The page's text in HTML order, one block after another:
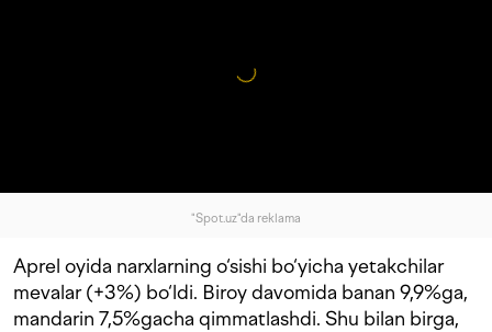
"Spot.uz"da reklama
Aprel oyida narxlarning o‘sishi bo‘yicha yetakchilar
mevalar (+3%) bo‘ldi. Biroy davomida banan 9,9%ga,
mandarin 7,5%gacha qimmatlashdi. Shu bilan birga,